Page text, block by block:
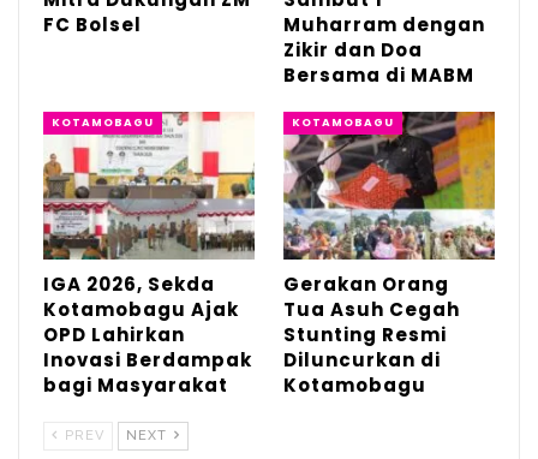
FC Bolsel
Muharram dengan
Zikir dan Doa
Bersama di MABM
KOTAMOBAGU
IGA 2026, Sekda
Kotamobagu Ajak
OPD Lahirkan
Inovasi Berdampak
bagi Masyarakat
KOTAMOBAGU
Gerakan Orang
Tua Asuh Cegah
Stunting Resmi
Diluncurkan di
Kotamobagu
PREV NEXT